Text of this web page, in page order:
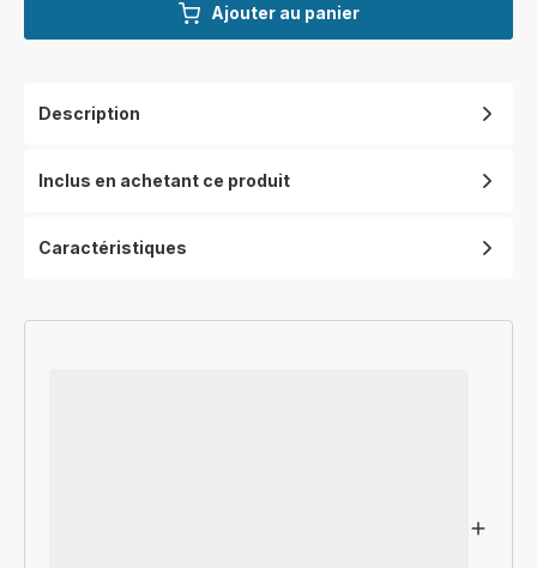
Ajouter au panier
Description
Inclus en achetant ce produit
Caractéristiques